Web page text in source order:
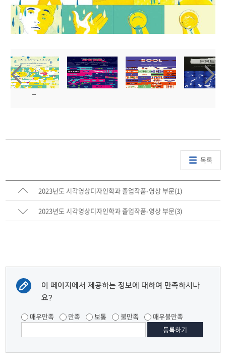
목록
2023년도 시각영상디자인학과 졸업작품-영상 부문(1)
2023년도 시각영상디자인학과 졸업작품-영상 부문(3)
이 페이지에서 제공하는 정보에 대하여 만족하시나
요?
매우만족 만족 보통 불만족 매우불만족